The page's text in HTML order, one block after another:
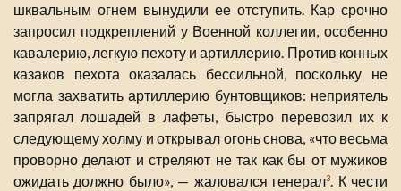
шквальным огнем вынудили ее отступить. Кар срочно
запросил подкреплений у Военной коллегии, особенно
кавалерию, легкую пехоту и артиллерию. Против конных
казаков пехота оказалась бессильной, поскольку не
могла захватить артиллерию бунтовщиков: неприятель
запрягал лошадей в лафеты, быстро перевозил их к
следующему холму и открывал огонь снова, «что весьма
проворно делают и стреляют не так как бы от мужиков
ожидать должно было», — жаловался генерал3. К чести